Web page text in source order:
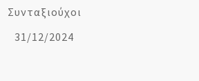
Συνταξιούχοι
31/12/2024